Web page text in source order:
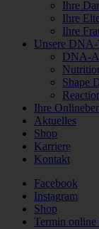
Ihre
Ihre
Ihre
Unsere DNA-
DNA-
Shape
Ihre
Aktuelles
Shop
Karriere
Kontakt
Facebook
Instagram
Shop
Termin online